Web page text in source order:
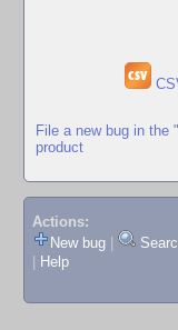
File a new bug in the
product
Actions:
New bug
Help